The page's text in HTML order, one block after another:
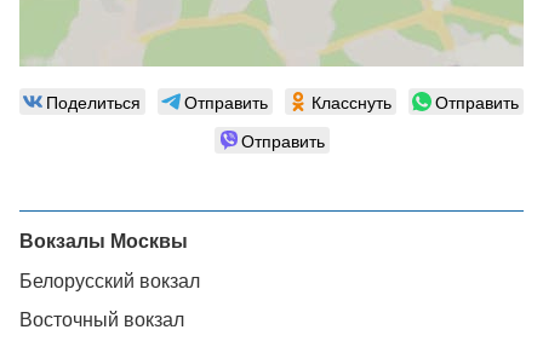
Поделиться Отправить Класснуть
Отправить
Отправить
Вокзалы Москвы
Белорусский вокзал
Восточный вокзал